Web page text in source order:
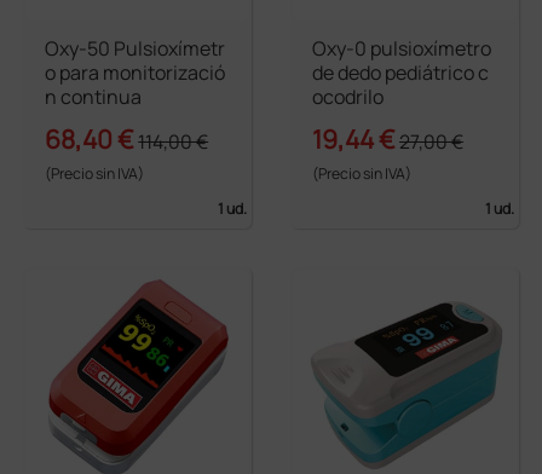
Oxy-50 Pulsioxímetr
o para monitorizació
n continua
68,40 €114,00 €
(Precio sin IVA)
1 ud.
Oxy-0 pulsioxímetro
de dedo pediátrico c
ocodrilo
19,44 €27,00 €
(Precio sin IVA)
1 ud.